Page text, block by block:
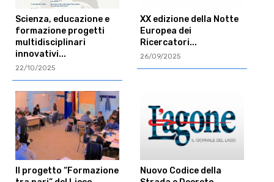
Scienza, educazione e
formazione progetti
multidisciplinari
innovativi...
22/10/2025
XX edizione della Notte
Europea dei
Ricercatori...
26/09/2025
Il progetto “Formazione
Nuovo Codice della